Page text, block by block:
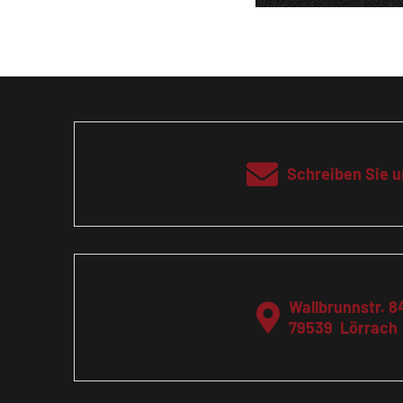
Schreiben Sie
Wallbrunnstr.
79539 Lörrach